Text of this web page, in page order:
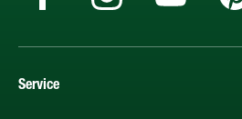
Service